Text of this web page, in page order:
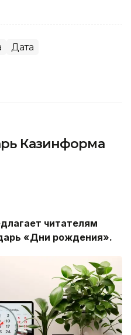
Дата
Казинформа
читателям
«Дни рождения».